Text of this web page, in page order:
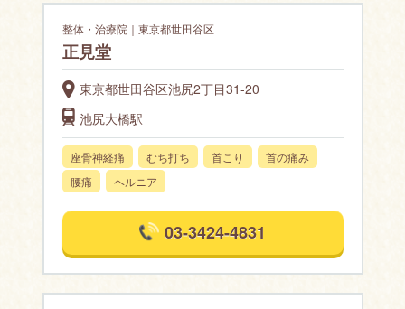
整体・治療院｜東京都世田谷区
正見堂
東京都世田谷区池尻2丁目31-20
池尻大橋駅
座骨神経痛 むち打ち 首こり
首の痛み
腰痛
ヘルニア
03-3424-4831